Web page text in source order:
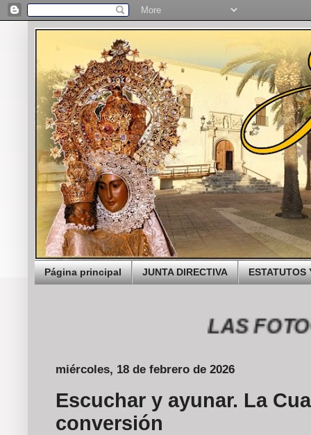
Página principal JUNTA DIRECTIVA ESTATUTOS
LAS
miércoles, 18 de febrero de 2026
Escuchar y ayunar. La
conversión